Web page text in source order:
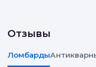
Отзывы
Ломбарды